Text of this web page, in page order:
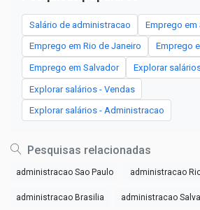
Salário de administracao Emprego em
Emprego em Rio de Janeiro Emprego
Emprego em Salvador Explorar
Explorar salários - Vendas
Explorar salários - Administracao
Pesquisas relacionadas
administracao Sao Paulo administracao
administracao Brasilia administracao